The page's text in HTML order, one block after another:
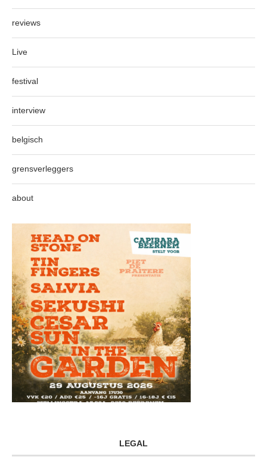
reviews
Live
festival
interview
belgisch
grensverleggers
about
LEGAL